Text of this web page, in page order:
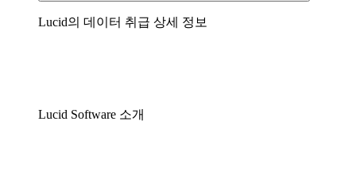
Lucid의 데이터 취급 상세 정보
Lucid Software 소개